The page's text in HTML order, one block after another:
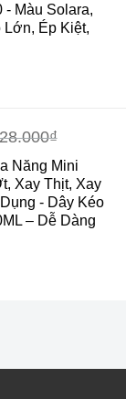
- Màu Solara,
Lớn, Ép Kiệt,
Năng Mini
Xay Thịt, Xay
- Dây Kéo
– Dễ Dàng
₫